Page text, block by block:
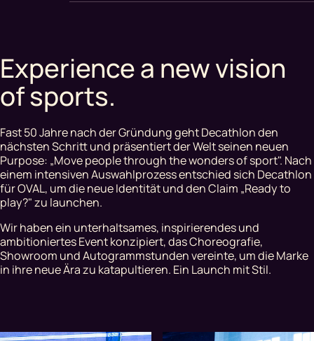
Experience a new vision
of sports.
Fast 50 Jahre nach der Gründung geht Decathlon den
nächsten Schritt und präsentiert der Welt seinen neuen
Purpose: „Move people through the wonders of sport". Nach
einem intensiven Auswahlprozess entschied sich Decathlon
für OVAL, um die neue Identität und den Claim „Ready to
play?" zu launchen.
Wir haben ein unterhaltsames, inspirierendes und
ambitioniertes Event konzipiert, das Choreografie,
Showroom und Autogrammstunden vereinte, um die Marke
in ihre neue Ära zu katapultieren. Ein Launch mit Stil.